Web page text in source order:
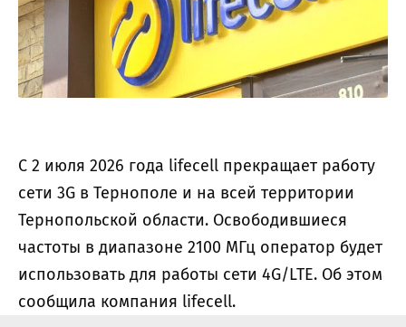
С 2 июля 2026 года lifecell прекращает работу
сети 3G в Тернополе и на всей территории
Тернопольской области. Освободившиеся
частоты в диапазоне 2100 МГц оператор будет
использовать для работы сети 4G/LTE. Об этом
сообщила компания lifecell.